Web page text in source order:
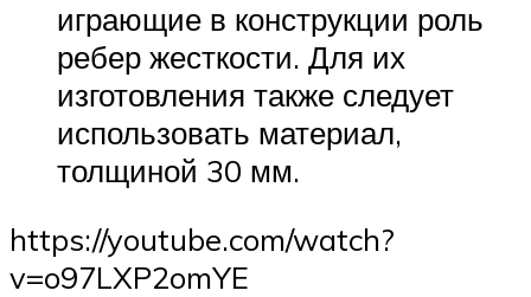
играющие в конструкции роль
ребер жесткости. Для их
изготовления также следует
использовать материал,
толщиной 30 мм.
https://youtube.com/watch?
v=o97LXP2omYE